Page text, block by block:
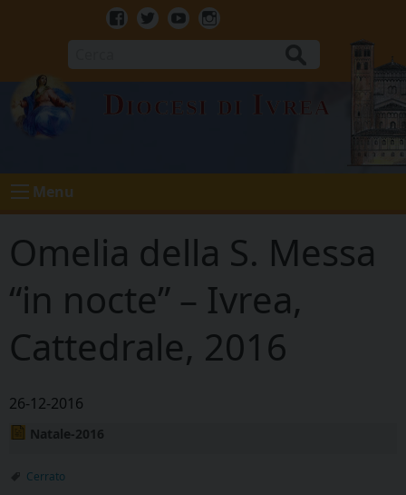
Facebook
TwitterYoutubeInstagram
Diocesi di Ivrea
Menu
Omelia della S. Messa
“in nocte” – Ivrea,
Cattedrale, 2016
26-12-2016
Natale-2016
Cerrato